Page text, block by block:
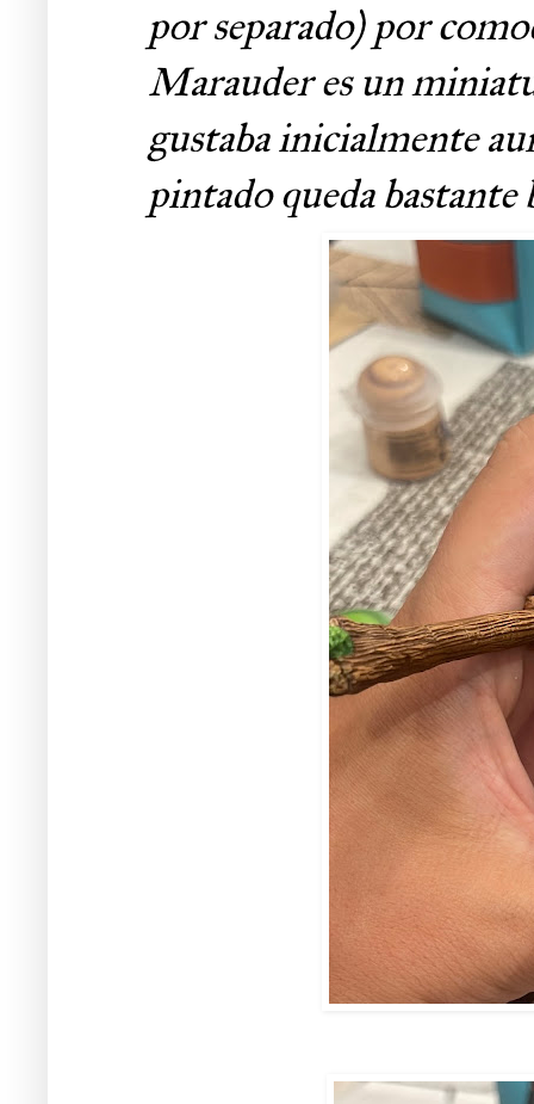
por separado) por
Marauder es un
gustaba inicialmente
pintado queda bastante